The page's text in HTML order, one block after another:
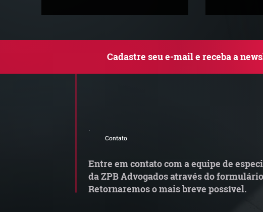
Alerta de Tentativa de
Cadastre seu e-mail e receba a
Contato
Entre em contato com a equipe de
da ZPB Advogados através do
Retornaremos o mais breve possível.